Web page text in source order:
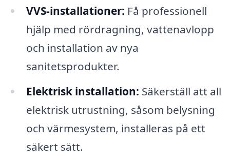
VVS-installationer: Få professionell
hjälp med rördragning, vattenavlopp
och installation av nya
sanitetsprodukter.
Elektrisk installation: Säkerställ att all
elektrisk utrustning, såsom belysning
och värmesystem, installeras på ett
säkert sätt.